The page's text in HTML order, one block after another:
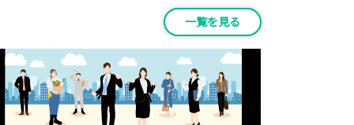
一覧を見る